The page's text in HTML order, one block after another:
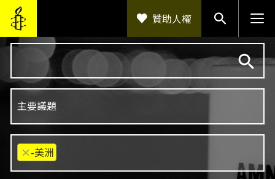
×-美洲
贊助人權